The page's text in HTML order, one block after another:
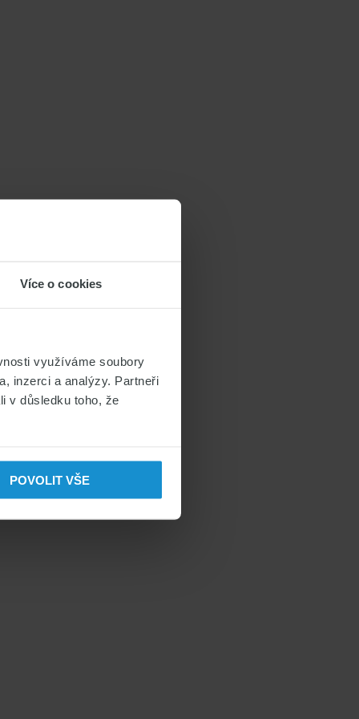
Více o cookies
využíváme soubory
inzerci a analýzy. Partneři
v důsledku toho, že
POVOLIT VŠE